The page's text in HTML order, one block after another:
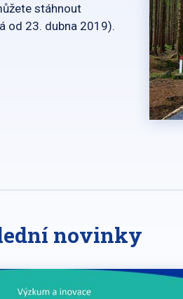
stáhnout
od 23. dubna 2019).
novinky